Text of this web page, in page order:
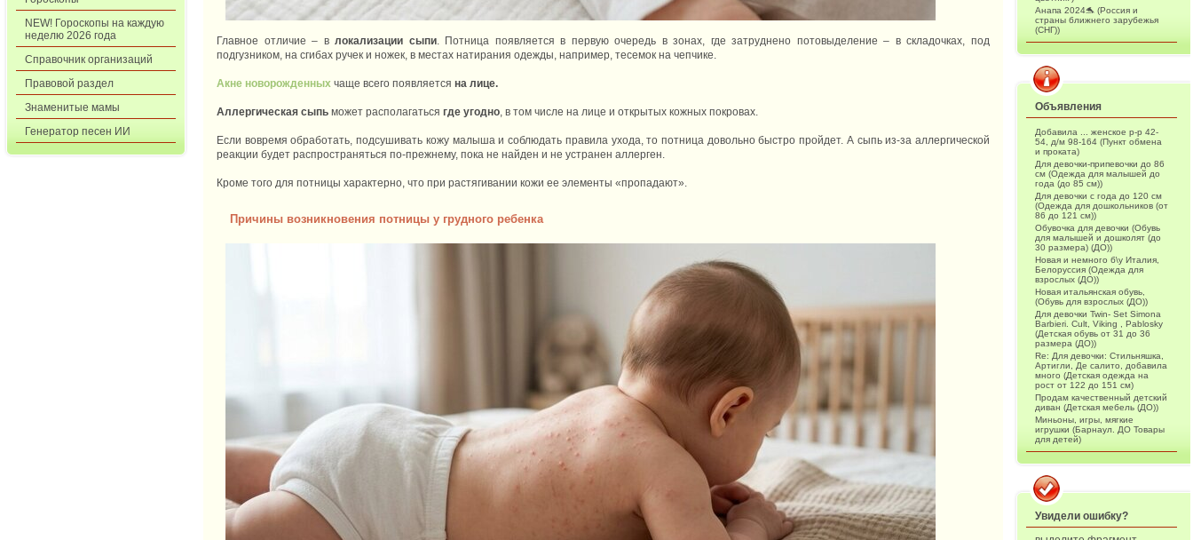
NEW! Гороскопы на каждую
неделю 2026 года
Справочник организаций
Правовой раздел
Знаменитые мамы
Генератор песен ИИ
Главное отличие – влокализации сыпи. Потница появляется в первую очередь в зонах, где затруднено потовыделение – в складочках, под
подгузником, на сгибах ручек и ножек, в местах натирания одежды, например, тесемок на чепчике.
Акне новорожденных чаще всего появляется на лице.
Аллергическая сыпь может располагаться где угодно, в том числе на лице и открытых кожных покровах.
Если вовремя обработать, подсушивать кожу малыша и соблюдать правила ухода, то потница довольно быстро пройдет. А сыпь из-за аллергической
реакции будет распространяться по-прежнему, пока не найден и не устранен аллерген.
Кроме того для потницы характерно, что при растягивании кожи ее элементы «пропадают».
Причины возникновения потницы у грудного ребенка
Анапа 2024🐬 (Россия и
страны ближнего зарубежья
(СНГ))
Объявления
Добавила ... женское р-р 42-
54, д/м 98-164 (Пункт обмена
и проката)
Для девочки-припевочки до 86
см (Одежда для малышей до
года (до 85 см))
Для девочки с года до 120 см
(Одежда для дошкольников (от
86 до 121 см))
Обувочка для девочки (Обувь
для малышей и дошколят (до
30 размера) (ДО))
Новая и немного б\у Италия,
Белоруссия (Одежда для
взрослых (ДО))
Новая итальянская обувь,
(Обувь для взрослых (ДО))
Для девочки Twin- Set Simona
Barbieri. Cult, Viking , Pablosky
(Детская обувь от 31 до 36
размера (ДО))
Re: Для девочки: Стильняшка,
Артигли, Де салито, добавила
много (Детская одежда на
рост от 122 до 151 см)
Продам качественный детский
диван (Детская мебель (ДО))
Миньоны, игры, мягкие
игрушки (Барнаул. ДО Товары
для детей)
Увидели ошибку?